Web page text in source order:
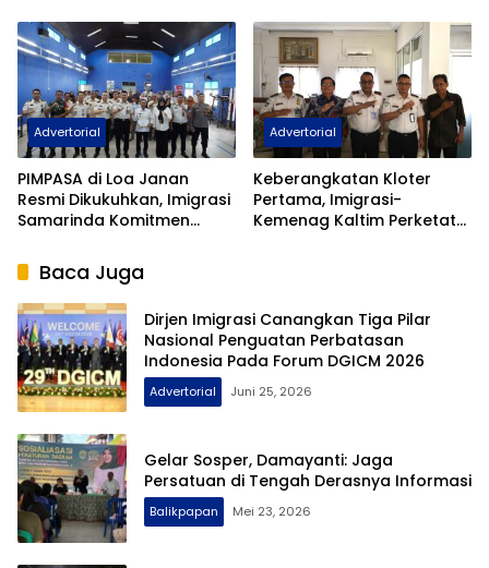
Pro-Rakyat
Advertorial
PIMPASA di Loa Janan
Resmi Dikukuhkan, Imigrasi
Samarinda Komitmen
Keberangkatan Ilegal
Advertorial
Keberangkatan Kloter
Pertama, Imigrasi-
Kemenag Kaltim Perketat
Baca Juga
Dirjen Imigrasi Canangkan Tiga Pilar
Nasional Penguatan Perbatasan
Indonesia Pada Forum DGICM 2026
Advertorial Juni 25, 2026
Gelar Sosper, Damayanti: Jaga
Persatuan di Tengah Derasnya Informasi
Balikpapan Mei 23, 2026